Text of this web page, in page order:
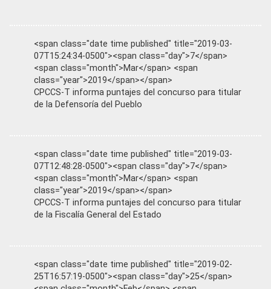
<span class="date time published" title="2019-03-
07T15:24:34-0500"><span class="day">7</span>
<span class="month">Mar</span> <span
class="year">2019</span></span>
CPCCS-T informa puntajes del concurso para titular
de la Defensoría del Pueblo
<span class="date time published" title="2019-03-
07T12:48:28-0500"><span class="day">7</span>
<span class="month">Mar</span> <span
class="year">2019</span></span>
CPCCS-T informa puntajes del concurso para titular
de la Fiscalía General del Estado
<span class="date time published" title="2019-02-
25T16:57:19-0500"><span class="day">25</span>